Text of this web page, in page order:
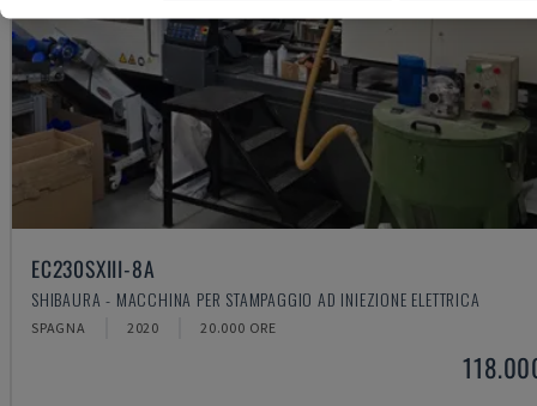
EC230SXIII-8A
SHIBAURA - MACCHINA PER STAMPAGGIO AD INIEZIONE ELETTRICA
SPAGNA 2020 20.000 ORE